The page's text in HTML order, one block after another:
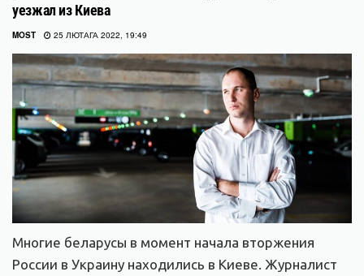
уезжал из Киева
MOST 25 ЛЮТАГА 2022, 19:49
Многие беларусы в момент начала вторжения
России в Украину находились в Киеве. Журналист